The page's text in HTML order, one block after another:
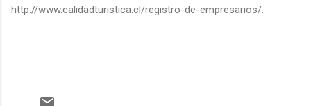
http://www.calidadturistica.cl/registro-de-empresarios/.